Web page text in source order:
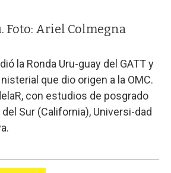
la Ronda Uru-guay del GATT y
que dio origen a la OMC.
con estudios de posgrado
Sur (California), Universi-dad